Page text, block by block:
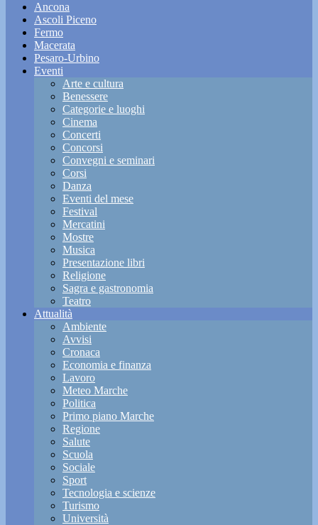
Ancona
Ascoli Piceno
Fermo
Macerata
Pesaro-Urbino
Eventi
Arte e cultura
Benessere
Categorie e luoghi
Cinema
Concerti
Concorsi
Convegni e seminari
Corsi
Danza
Eventi del mese
Festival
Mercatini
Mostre
Musica
Presentazione libri
Religione
Sagra e gastronomia
Teatro
Attualità
Ambiente
Avvisi
Cronaca
Economia e finanza
Lavoro
Meteo Marche
Politica
Primo piano Marche
Regione
Salute
Scuola
Sociale
Sport
Tecnologia e scienze
Turismo
Università